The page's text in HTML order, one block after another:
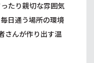
たり親切な雰囲気
日通う場所の環境
さんが作り出す温